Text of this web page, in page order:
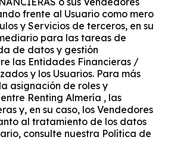
frente al Usuario como mero
y Servicios de terceros, en su
para las tareas de
de datos y gestión
las Entidades Financieras /
y los Usuarios. Para más
asignación de roles y
Renting Almería , las
y, en su caso, los Vendedores
al tratamiento de los datos
consulte nuestra Política de